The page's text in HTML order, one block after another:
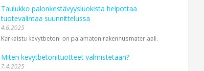
Taulukko palonkestävyysluokista helpottaa
tuotevalintaa suunnittelussa
4.6.2025
Karkaistu kevytbetoni on palamaton rakennusmateriaali.
Miten kevytbetonituotteet valmistetaan?
7.4.2025